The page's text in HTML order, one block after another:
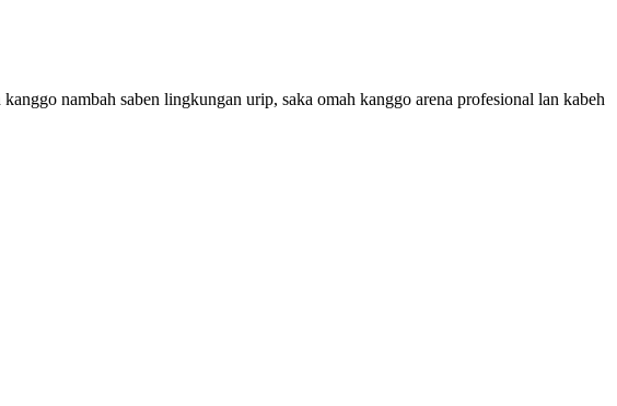
nambah saben lingkungan urip, saka omah kanggo arena profesional lan kabeh